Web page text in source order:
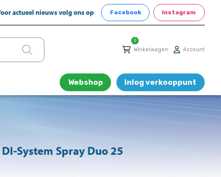
actueel nieuws volg ons op Facebook Instagram
0
Winkelwagen Account
Webshop Inlog verkooppunt
System Spray Duo 25